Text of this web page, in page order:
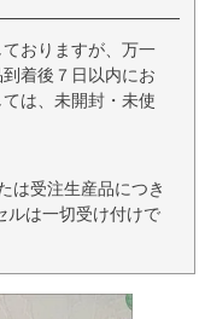
おりますが、万一
着後７日以内にお
は、未開封・未使
は受注生産品につき
ルは一切受け付けで